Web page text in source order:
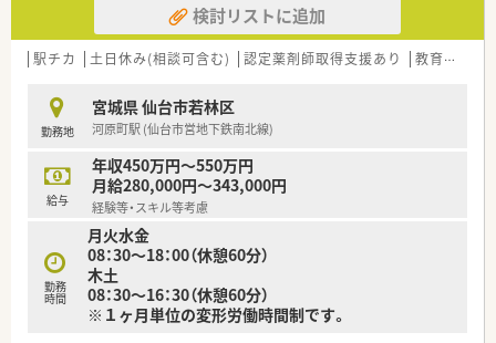
【法人特徴について】
■在宅訪問を担当するスタッフと店舗に残るスタッフで、しっか
りと役割分担を行っております。
況を多角的にサポートしています。
■残業はほとんど発生しない環境となっており、終業後のプライ
ベートな時間も大切にできます。
【求人情報について】
■時給は2000円からのスタートとなり、週30時間以上勤務でき
る方を対象に募集しております。
■勤務時間帯は17時までなどのご相談が可能であり、ライフス
タイルに合わせた勤務が可能です。
■土曜日は完全休みではなく、月に1回から2回程度の勤務が可
能な方からのご応募を歓迎します。
検討リストに追加
駅チカ 土日休み(相談可含む) 認定薬剤師取得支援あり 教育制度あり
勤務地
宮城県 仙台市若林区
河原町駅 (仙台市営地下鉄南北線)
給与
年収450万円～550万円
月給280,000円～343,000円
経験等・スキル等考慮
勤務
時間
月火水金
08：30～18：00（休憩60分）
木土
08：30～16：30（休憩60分）
※１ヶ月単位の変形労働時間制です。